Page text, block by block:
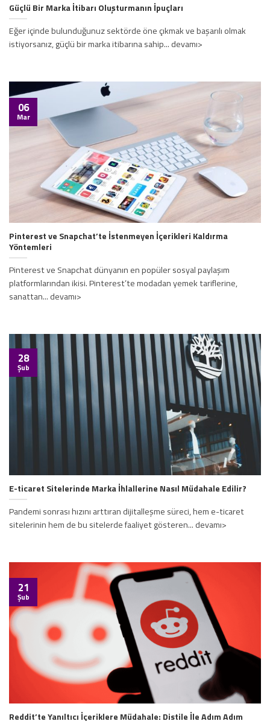
Güçlü Bir Marka İtibarı Oluşturmanın İpuçları
Eğer içinde bulunduğunuz sektörde öne çıkmak ve başarılı olmak
istiyorsanız, güçlü bir marka itibarına sahip... devamı>
Pinterest ve Snapchat’te İstenmeyen İçerikleri Kaldırma
Yöntemleri
Pinterest ve Snapchat dünyanın en popüler sosyal paylaşım
platformlarından ikisi. Pinterest’te modadan yemek tariflerine,
sanattan... devamı>
06
Mar
E-ticaret Sitelerinde Marka İhlallerine Nasıl Müdahale Edilir?
Pandemi sonrası hızını arttıran dijitalleşme süreci, hem e-ticaret
sitelerinin hem de bu sitelerde faaliyet gösteren... devamı>
28
Şub
Reddit’te Yanıltıcı İçeriklere Müdahale: Distile İle Adım Adım
21
Şub